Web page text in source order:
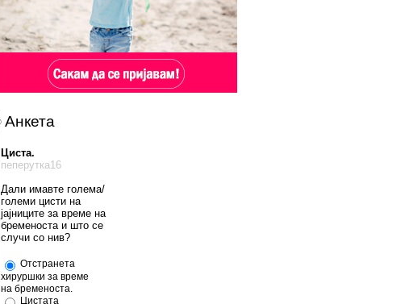
Анкета
Циста.
пеперутка16
Дали имавте голема/
големи цисти на
јајниците за време на
бременоста и што се
случи со нив?
Отстранета
хируршки за време
на бременоста.
Цистата